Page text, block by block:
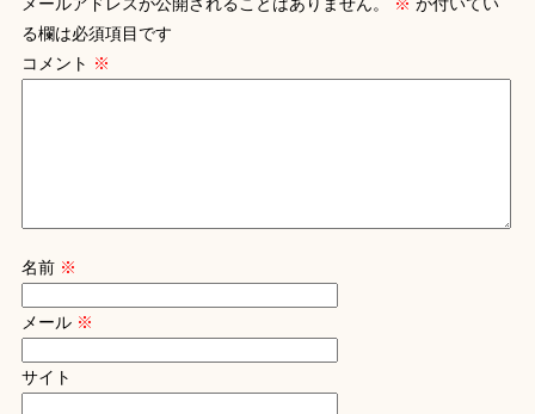
る欄は必須項目です
コメント ※
名前 ※
メール ※
サイト